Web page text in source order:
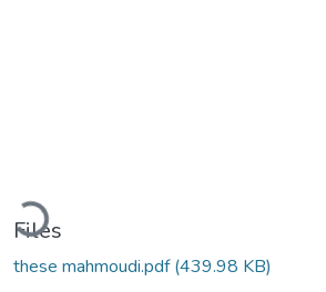
Files
these mahmoudi.pdf(439.98 KB)